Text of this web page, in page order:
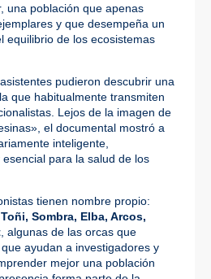
una población que apenas
y que desempeña un
equilibrio de los ecosistemas
pudieron descubrir una
que habitualmente transmiten
Lejos de la imagen de
el documental mostró a
inteligente,
para la salud de los
tienen nombre propio:
Sombra, Elba, Arcos,
, algunas de las orcas que
ayudan a investigadores y
mejor una población